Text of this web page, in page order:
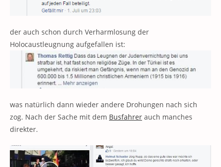
der auch schon durch Verharmlosung der
Holocaustleugnung aufgefallen ist:
was natürlich dann wieder andere Drohungen nach sich
zog. Nach der Sache mit dem Busfahrer auch manches
direkter.